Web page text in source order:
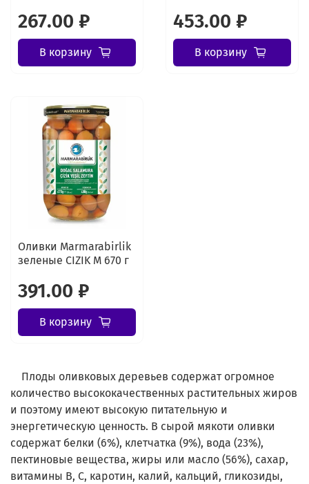
267.00 ₽
В корзину
453.00 ₽
В корзину
Оливки Marmarabirlik
зеленые CIZIK M 670 г
391.00 ₽
В корзину
Плоды оливковых деревьев содержат огромное
количество высококачественных растительных жиров
и поэтому имеют высокую питательную и
энергетическую ценность. В сырой мякоти оливки
содержат белки (6%), клетчатка (9%), вода (23%),
пектиновые вещества, жиры или масло (56%), сахар,
витамины В, С, каротин, калий, кальций, гликозиды,